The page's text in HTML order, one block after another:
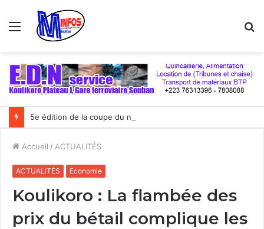
Menu
Accueil / ACTUALITÉS
ACTUALITÉS Economie
Koulikoro : La flambée des
prix du bétail complique les